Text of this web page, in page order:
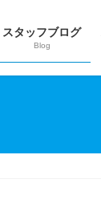
スタッフブログ
Blog